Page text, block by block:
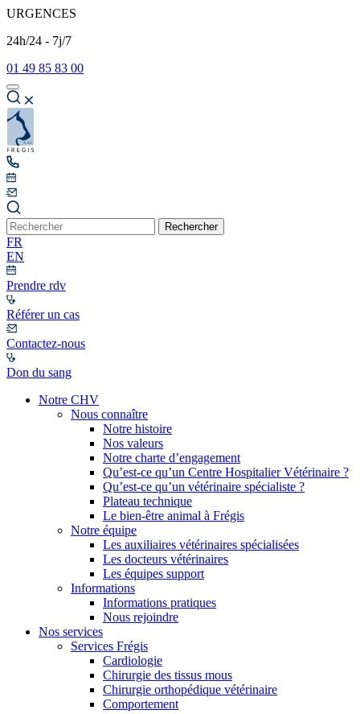
URGENCES
24h/24 - 7j/7
01 49 85 83 00
Rechercher
FR
EN
Prendre rdv
Référer un cas
Contactez-nous
Don du sang
Notre CHV
Nous connaître
Notre histoire
Nos valeurs
Notre charte d’engagement
Qu’est-ce qu’un Centre Hospitalier Vétérinaire ?
Qu’est-ce qu’un vétérinaire spécialiste ?
Plateau technique
Le bien-être animal à Frégis
Notre équipe
Les auxiliaires vétérinaires spécialisées
Les docteurs vétérinaires
Les équipes support
Informations
Informations pratiques
Nous rejoindre
Nos services
Services Frégis
Cardiologie
Chirurgie des tissus mous
Chirurgie orthopédique vétérinaire
Comportement